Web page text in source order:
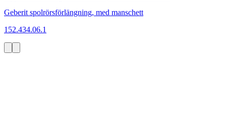
Geberit spolrörsförlängning, med manschett
152.434.06.1